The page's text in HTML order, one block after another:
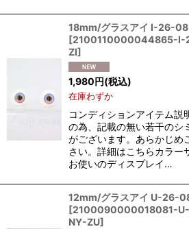
18mm/グラスアイ I-26-
[2100110000044865-
ZI]
1,980円(税込)
在庫わずか
コンディションアイテム説
の為、記載の無い若干のシ
がございます。あらかじめ
さい。詳細はこちらカラー
お使いのディスプレイ…
12mm/グラスアイ U-
[2100090000018081-
NY-ZU]